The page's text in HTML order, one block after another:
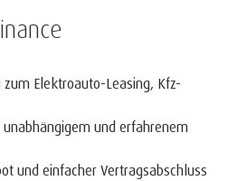
Elektroauto-Leasing, Kfz-
und erfahrenem
und einfacher Vertragsabschluss